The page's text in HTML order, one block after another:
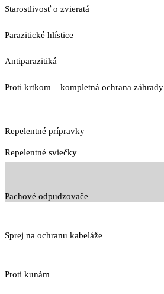
Starostlivosť o zvieratá
Parazitické hlístice
Antiparazitiká
Proti krtkom – kompletná ochrana záhrady
Repelentné prípravky
Repelentné sviečky
Pachové odpudzovače
Sprej na ochranu kabeláže
Proti kunám